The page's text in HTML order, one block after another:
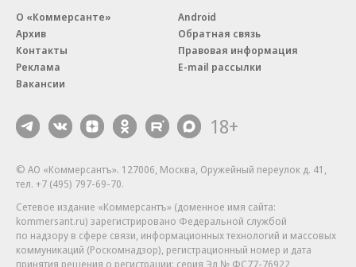
О «Коммерсанте»
Архив
Контакты
Реклама
Вакансии
Android
Обратная связь
Правовая информация
E-mail рассылки
18+
© АО «Коммерсантъ». 127006, Москва, Оружейный переулок д. 41,
тел. +7 (495) 797-69-70.
Сетевое издание «Коммерсантъ» (доменное имя сайта:
kommersant.ru) зарегистрировано Федеральной службой
по надзору в сфере связи, информационных технологий и массовых
коммуникаций (Роскомнадзор), регистрационный номер и дата
принятия решения о регистрации: серия Эл № ФС77-76922